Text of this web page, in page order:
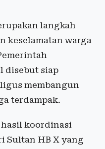
langkah
keselamatan warga
disebut siap
membangun
terdampak.
koordinasi
Sultan HB X yang